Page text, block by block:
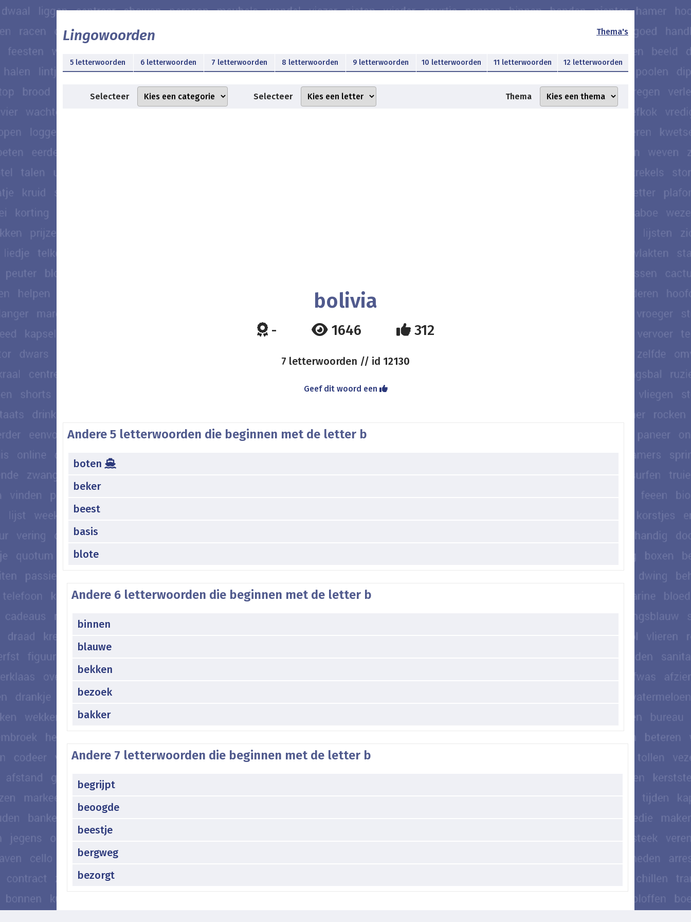
Lingowoorden Thema's
5 letterwoorden 6 letterwoorden 7 letterwoorden 8 letterwoorden 9 letterwoorden 10 letterwoorden 11 letterwoorden 12 letterwoorden
Selecteer Selecteer Thema
bolivia
- 1646 312
7 letterwoorden // id 12130
Geef dit woord een
Andere 5 letterwoorden die beginnen met de letter b
boten
beker
beest
basis
blote
Andere 6 letterwoorden die beginnen met de letter b
binnen
blauwe
bekken
bezoek
bakker
Andere 7 letterwoorden die beginnen met de letter b
begrijpt
beoogde
beestje
bergweg
bezorgt